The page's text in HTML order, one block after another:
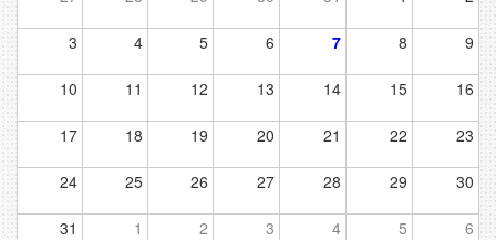
3 4 5 6 7 8 9
10 11 12 13 14 15 16
17 18 19 20 21 22 23
24 25 26 27 28 29 30
31 1 2 3 4 5 6